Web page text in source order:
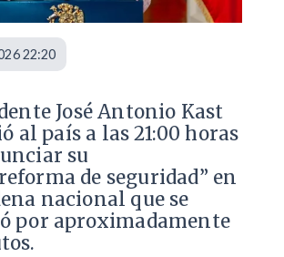
José Antonio Kast
al país a las 21:00 horas
su
de seguridad” en
nacional que se
por aproximadamente
22:20